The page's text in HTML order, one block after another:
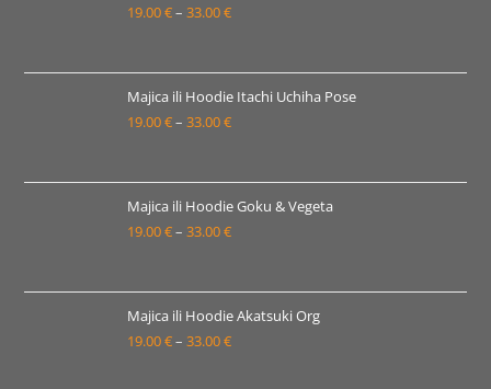
do
19.00€– 33.00€Raspon
od
19.00 €
do
Majica ili Hoodie Itachi Uchiha Pose
19.00€– 33.00€Raspon
od
19.00 €
do
Majica ili Hoodie Goku & Vegeta
19.00€– 33.00€Raspon
od
19.00 €
do
Majica ili Hoodie Akatsuki Org
19.00€– 33.00€Raspon